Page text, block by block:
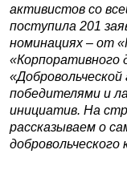
активистов со
поступила 201
номинациях – от
«Корпоративного
победителями и
инициатив. На
рассказываем о